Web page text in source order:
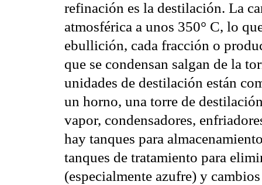
refinación es la destilación. La
atmosférica a unos 350° C, lo
ebullición, cada fracción o
que se condensan salgan de la
unidades de destilación están
un horno, una torre de
vapor, condensadores,
hay tanques para
tanques de tratamiento para
(especialmente azufre) y